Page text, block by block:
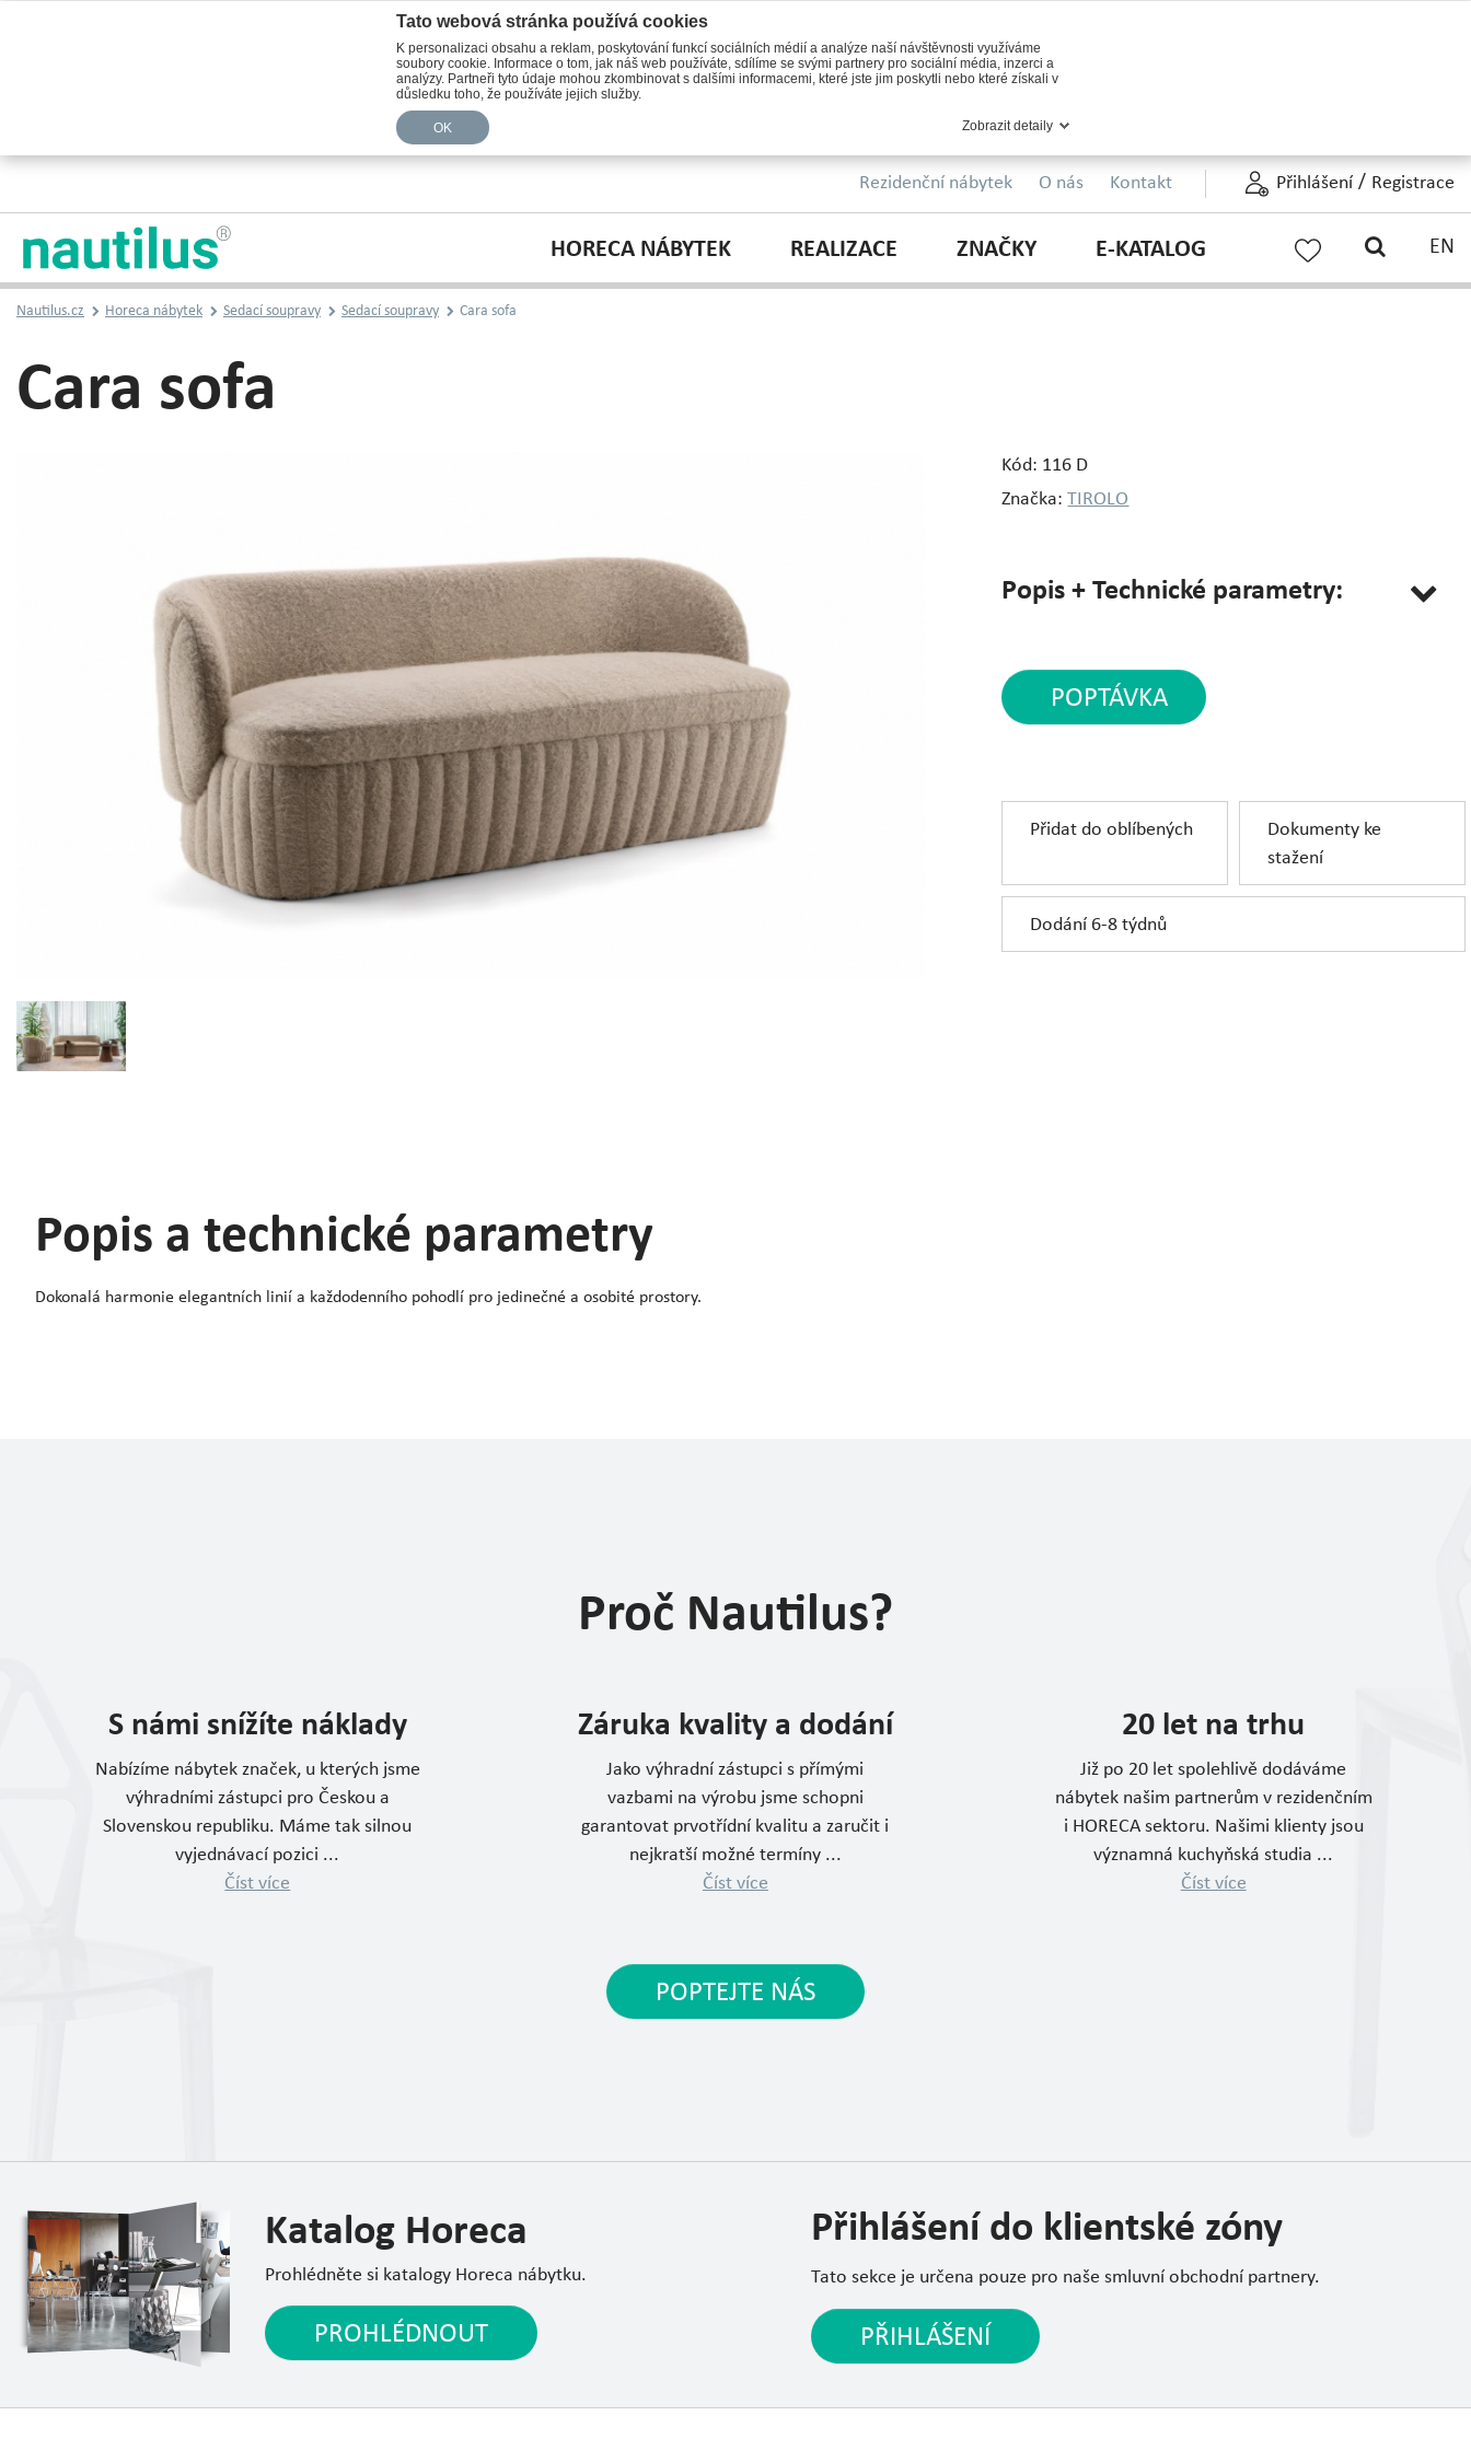
Rezidenční nábytek O nás Kontakt Přihlášení / Registrace
HORECA NÁBYTEK REALIZACE ZNAČKY E-KATALOG EN
Nautilus.cz Horeca nábytek Sedací soupravy Sedací soupravy Cara sofa
Cara sofa
Kód: 116 D
Značka:TIROLO
Popis + Technické parametry:
POPTÁVKA
Přidat do oblíbených
Dokumenty ke
stažení
Dodání 6-8 týdnů
Popis a technické parametry
Dokonalá harmonie elegantních linií a každodenního pohodlí pro jedinečné a osobité prostory.
Proč Nautilus?
S námi snížíte náklady
Nabízíme nábytek značek, u kterých jsme
výhradními zástupci pro Českou a
Slovenskou republiku. Máme tak silnou
vyjednávací pozici ...
Číst více
Záruka kvality a dodání
Jako výhradní zástupci s přímými
vazbami na výrobu jsme schopni
garantovat prvotřídní kvalitu a zaručit i
nejkratší možné termíny ...
Číst více
20 let na trhu
Již po 20 let spolehlivě dodáváme
nábytek našim partnerům v rezidenčním
i HORECA sektoru. Našimi klienty jsou
významná kuchyňská studia ...
Číst více
POPTEJTE NÁS
Katalog Horeca
Prohlédněte si katalogy Horeca nábytku.
PROHLÉDNOUT
Přihlášení do klientské zóny
Tato sekce je určena pouze pro naše smluvní obchodní partnery.
PŘIHLÁŠENÍ
Tato webová stránka používá cookies
K personalizaci obsahu a reklam, poskytování funkcí sociálních médií a analýze naší návštěvnosti využíváme
soubory cookie. Informace o tom, jak náš web používáte, sdílíme se svými partnery pro sociální média, inzerci a
analýzy. Partneři tyto údaje mohou zkombinovat s dalšími informacemi, které jste jim poskytli nebo které získali v
důsledku toho, že používáte jejich služby.
OK Zobrazit detaily